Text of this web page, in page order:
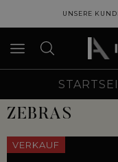
UNSERE
ZEBRAS
VERKAUF